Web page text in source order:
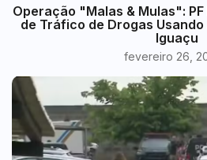
Operação "Malas & Mulas":
de Tráfico de Drogas
Iguaçu
fevereiro 26,